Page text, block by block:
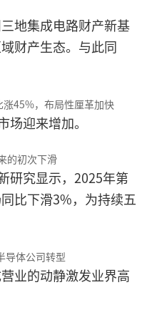
地集成电路财产新基
财产生态。与此同
45%，布局性厘革加快
场迎来增加。
的初次下滑
研究显示，2025年第
比下滑3%，为持续五
导体公司转型
业的动静激发业界高